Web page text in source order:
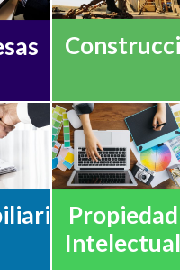
Propiedad
Intelectual